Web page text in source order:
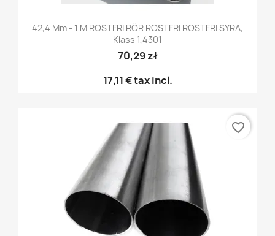
42,4 Mm - 1 M ROSTFRI RÖR ROSTFRI ROSTFRI SYRA,
Klass 1,4301
70,29 zł
17,11 €tax incl.
favorite_border